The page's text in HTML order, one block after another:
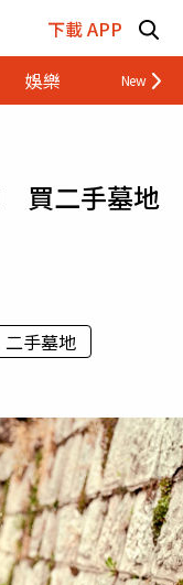
下載 APP
娛樂 財經
買二手墓地
二手墓地